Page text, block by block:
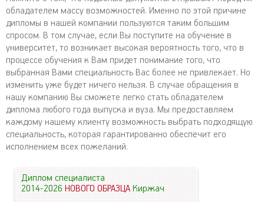
обладателем массу возможностей. Именно по этой причине
дипломы в нашей компании пользуются таким большим
спросом. В том случае, если Вы поступите на обучение в
университет, то возникает высокая вероятность того, что в
процессе обучения к Вам придет понимание того, что
выбранная Вами специальность Вас более не привлекает. Но
изменить уже будет ничего нельзя. В случае обращения в
нашу компанию Вы сможете легко стать обладателем
диплома любого года выпуска и вуза. Мы предоставляем
каждому нашему клиенту возможность выбрать подходящую
специальность, которая гарантированно обеспечит его
исполнением всех пожеланий.
Диплом специалиста
2014-2026НОВОГО ОБРАЗЦАКиржач